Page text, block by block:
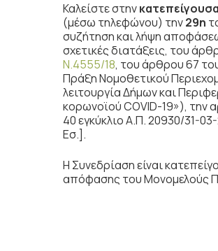
Καλείστε στηνκατεπείγουσα
(μέσω τηλεφώνου) την29η
συζήτησηκαι λήψη
σχετικές διατάξεις, του
Ν.4555/18, του άρθρου 67
Πράξη Νομοθετικού
λειτουργία Δήμων και
κορωνοϊού COVID-19»), την
40 εγκύκλιο Α.Π. 20930/31-
Εσ.].
Η Συνεδρίαση είναι
απόφασης του Μονομελούς